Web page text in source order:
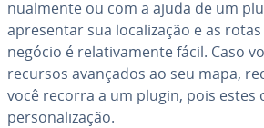
nu­al­mente ou com a ajuda de um
apre­sen­tar sua lo­ca­li­za­ção e as
negócio é re­la­ti­va­mente fácil. Caso
recursos avançados ao seu mapa,
você recorra a um plugin, pois estes
per­so­na­li­za­ção.